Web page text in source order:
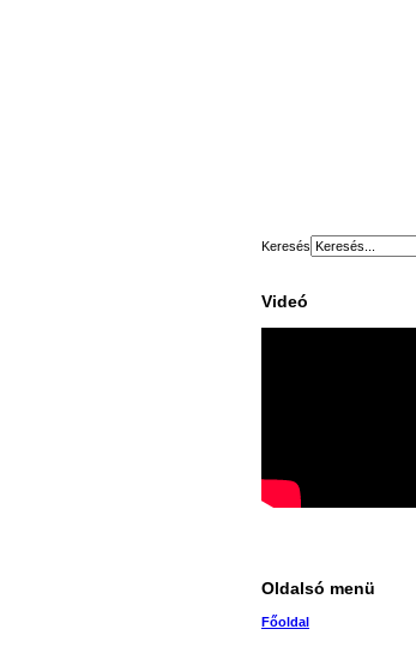
Keresés
Videó
Oldalsó menü
Főoldal